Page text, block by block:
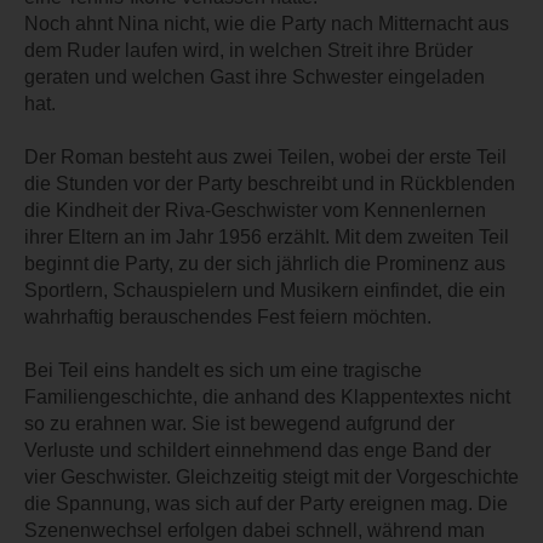
Noch ahnt Nina nicht, wie die Party nach Mitternacht aus
dem Ruder laufen wird, in welchen Streit ihre Brüder
geraten und welchen Gast ihre Schwester eingeladen
hat.
Der Roman besteht aus zwei Teilen, wobei der erste Teil
die Stunden vor der Party beschreibt und in Rückblenden
die Kindheit der Riva-Geschwister vom Kennenlernen
ihrer Eltern an im Jahr 1956 erzählt. Mit dem zweiten Teil
beginnt die Party, zu der sich jährlich die Prominenz aus
Sportlern, Schauspielern und Musikern einfindet, die ein
wahrhaftig berauschendes Fest feiern möchten.
Bei Teil eins handelt es sich um eine tragische
Familiengeschichte, die anhand des Klappentextes nicht
so zu erahnen war. Sie ist bewegend aufgrund der
Verluste und schildert einnehmend das enge Band der
vier Geschwister. Gleichzeitig steigt mit der Vorgeschichte
die Spannung, was sich auf der Party ereignen mag. Die
Szenenwechsel erfolgen dabei schnell, während man